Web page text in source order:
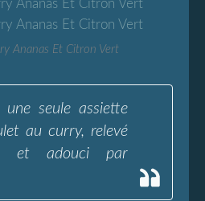
Ananas Et Citron Vert
une seule assiette
au curry, relevé
et adouci par